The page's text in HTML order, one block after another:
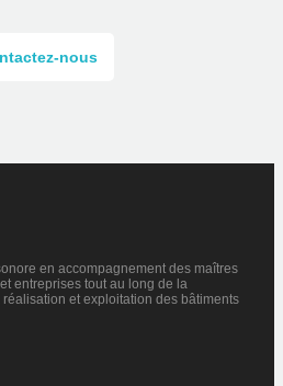
nous
en accompagnement des maîtres
entreprises tout au long de la
et exploitation des bâtiments